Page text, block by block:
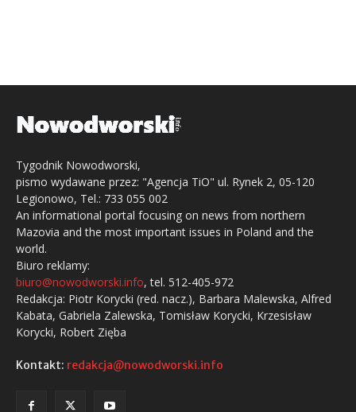
Tygodnik Nowodworski,
pismo wydawane przez: "Agencja TiO" ul. Rynek 2, 05-120
Legionowo, Tel.: 733 055 002
An informational portal focusing on news from northern
Mazovia and the most important issues in Poland and the
world.
Biuro reklamy:
biuro@nowodworski.info, tel. 512-405-972
Redakcja: Piotr Korycki (red. nacz.), Barbara Malewska, Alfred
Kabata, Gabriela Zalewska, Tomisław Korycki, Krzesisław
Korycki, Robert Zięba
Kontakt: redakcja@nowodworski.info